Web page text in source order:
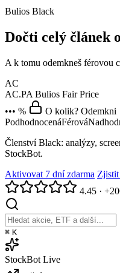
Bulios Black
Dočti celý článek
A k tomu odemkneš férovou
AC
AC.PA Bulios Fair Price
••• %
O kolik? Odemkni
PodhodnocenáFérová
Členství Black: analýzy,
StockBot.
Aktivovat 7 dní zdarma
4.45 ·
⌘ K
StockBot Live